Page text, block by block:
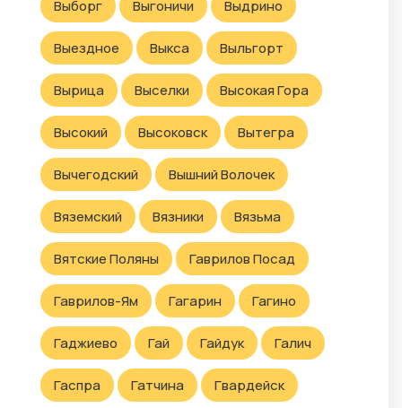
Выборг Выгоничи Выдрино
Выездное Выкса Выльгорт
Вырица Выселки Высокая Гора
Высокий Высоковск Вытегра
Вычегодский Вышний Волочек
Вяземский Вязники Вязьма
Вятские Поляны Гаврилов Посад
Гаврилов-Ям Гагарин Гагино
Гаджиево Гай Гайдук Галич
Гаспра Гатчина Гвардейск